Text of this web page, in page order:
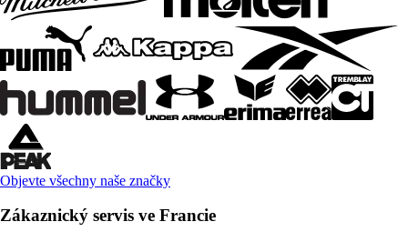
Objevte všechny naše značky
Zákaznický servis ve Francie